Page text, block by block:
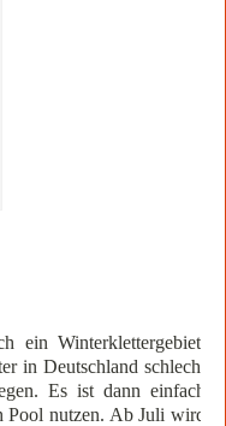
ein Winterklettergebiet.
in Deutschland schlecht
Es ist dann einfach
Pool nutzen. Ab Juli wird